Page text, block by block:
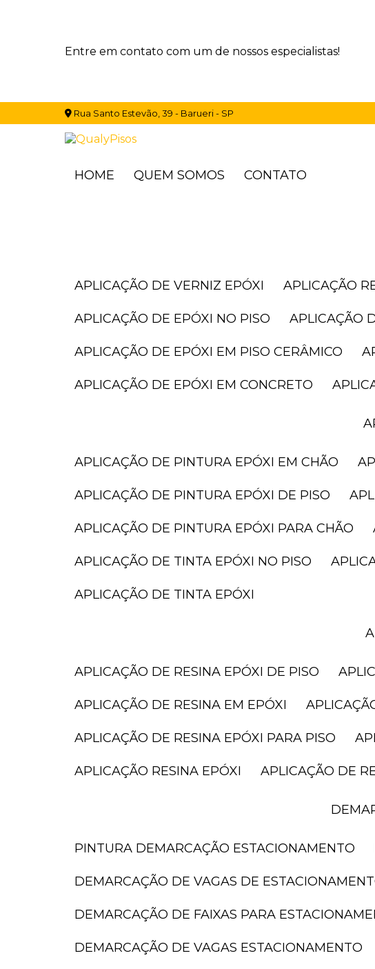
Entre em contato com um de nossos especialistas!
Rua Santo Estevão, 39 - Barueri - SP
HOME QUEM SOMOS CONTATO
APLICAÇÃO DE VERNIZ EPÓXI APLICAÇÃO
APLICAÇÃO DE EPÓXI NO PISO APLICAÇÃO
APLICAÇÃO DE EPÓXI EM PISO CERÂMICO
APLICAÇÃO DE EPÓXI EM CONCRETO
APLICAÇÃO DE PINTURA EPÓXI EM CHÃO
APLICAÇÃO DE PINTURA EPÓXI DE PISO
APLICAÇÃO DE PINTURA EPÓXI PARA CHÃO
APLICAÇÃO DE TINTA EPÓXI NO PISO
APLICAÇÃO DE TINTA EPÓXI
APLICAÇÃO DE RESINA EPÓXI DE PISO
APLICAÇÃO DE RESINA EM EPÓXI
APLICAÇÃO DE RESINA EPÓXI PARA PISO
APLICAÇÃO RESINA EPÓXI APLICAÇÃO DE
PINTURA DEMARCAÇÃO ESTACIONAMENTO
DEMARCAÇÃO DE VAGAS DE
DEMARCAÇÃO DE FAIXAS PARA
DEMARCAÇÃO DE VAGAS ESTACIONAMENTO